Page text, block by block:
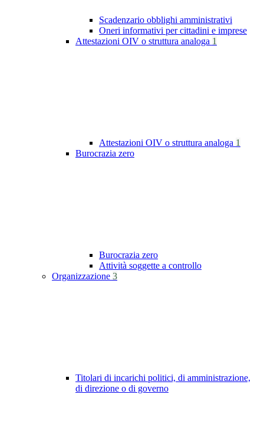
Scadenzario obblighi amministrativi
Oneri informativi per cittadini e imprese
Attestazioni OIV o struttura analoga 1
Attestazioni OIV o struttura analoga 1
Burocrazia zero
Burocrazia zero
Attività soggette a controllo
Organizzazione 3
Titolari di incarichi politici, di amministrazione,
di direzione o di governo